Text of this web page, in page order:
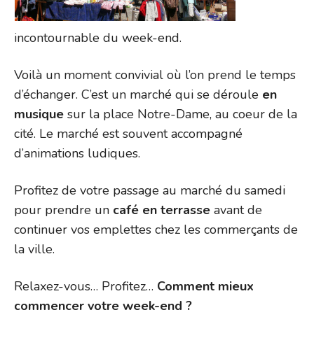
incontournable du week-end.
Voilà un moment convivial où l’on prend le temps
d’échanger. C’est un marché qui se déroule en
musique sur la place Notre-Dame, au coeur de la
cité. Le marché est souvent accompagné
d’animations ludiques.
Profitez de votre passage au marché du samedi
pour prendre un café en terrasse avant de
continuer vos emplettes chez les commerçants de
la ville.
Relaxez-vous… Profitez… Comment mieux
commencer votre week-end ?